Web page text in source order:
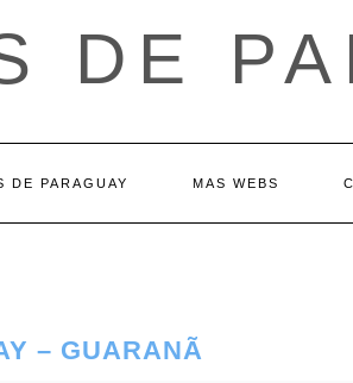
DE
DE PARAGUAY MAS WEBS
– GUARANÃ­